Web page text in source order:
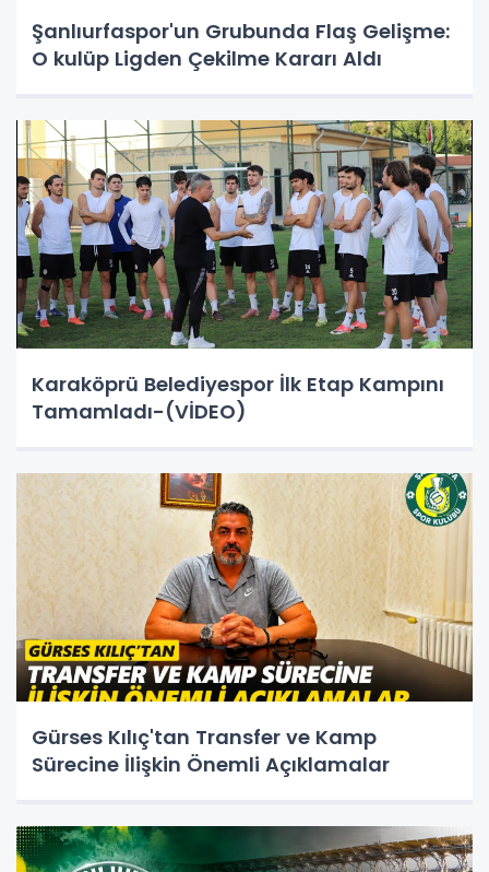
Şanlıurfaspor'un Grubunda Flaş Gelişme:
O kulüp Ligden Çekilme Kararı Aldı
Karaköprü Belediyespor İlk Etap Kampını
Tamamladı-(VİDEO)
Gürses Kılıç'tan Transfer ve Kamp
Sürecine İlişkin Önemli Açıklamalar